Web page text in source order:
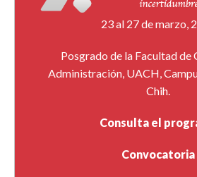
23 al 27 de marzo,
Posgrado de la Facultad de
Administración, UACH,
Chih.
Consulta el
Convocatoria